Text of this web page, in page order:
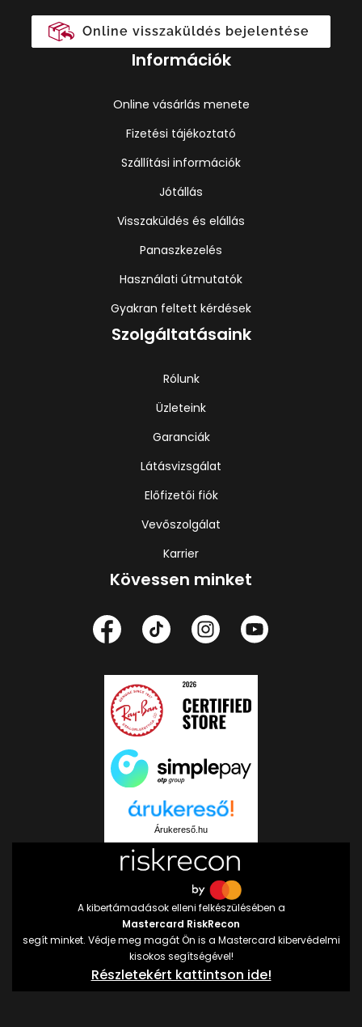
Online visszaküldés bejelentése
Információk
Online vásárlás menete
Fizetési tájékoztató
Szállítási információk
Jótállás
Visszaküldés és elállás
Panaszkezelés
Használati útmutatók
Gyakran feltett kérdések
Szolgáltatásaink
Rólunk
Üzleteink
Garanciák
Látásvizsgálat
Előfizetői fiók
Vevőszolgálat
Karrier
Kövessen minket
Árukereső.hu
A kibertámadások elleni felkészülésében a
Mastercard RiskRecon
segít minket. Védje meg magát Ön is a Mastercard kibervédelmi
kisokos segítségével!
Részletekért kattintson ide!